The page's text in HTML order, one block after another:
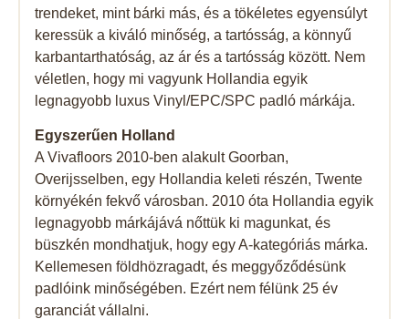
trendeket, mint bárki más, és a tökéletes egyensúlyt
keressük a kiváló minőség, a tartósság, a könnyű
karbantarthatóság, az ár és a tartósság között. Nem
véletlen, hogy mi vagyunk Hollandia egyik
legnagyobb luxus Vinyl/EPC/SPC padló márkája.
Egyszerűen Holland
A Vivafloors 2010-ben alakult Goorban,
Overijsselben, egy Hollandia keleti részén, Twente
környékén fekvő városban. 2010 óta Hollandia egyik
legnagyobb márkájává nőttük ki magunkat, és
büszkén mondhatjuk, hogy egy A-kategóriás márka.
Kellemesen földhözragadt, és meggyőződésünk
padlóink ​​minőségében. Ezért nem félünk 25 év
garanciát vállalni.